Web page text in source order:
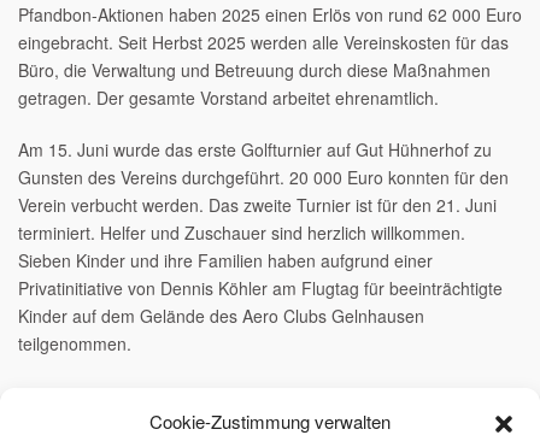
Cookie-Zustimmung verwalten
Pfandbon-Aktionen haben 2025 einen Erlös von rund 62 000 Euro
eingebracht. Seit Herbst 2025 werden alle Vereinskosten für das
Büro, die Verwaltung und Betreuung durch diese Maßnahmen
getragen. Der gesamte Vorstand arbeitet ehrenamtlich.
Am 15. Juni wurde das erste Golfturnier auf Gut Hühnerhof zu
Gunsten des Vereins durchgeführt. 20 000 Euro konnten für den
Verein verbucht werden. Das zweite Turnier ist für den 21. Juni
terminiert. Helfer und Zuschauer sind herzlich willkommen.
Sieben Kinder und ihre Familien haben aufgrund einer
Privatinitiative von Dennis Köhler am Flugtag für beeinträchtigte
Kinder auf dem Gelände des Aero Clubs Gelnhausen
teilgenommen.
konnte eine neue Rekordsumme an Spendengeldern in Höhe